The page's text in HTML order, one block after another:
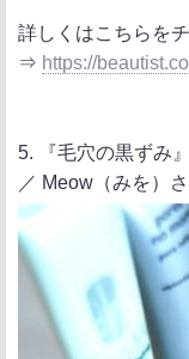
詳しくはこちらを
⇒ https://
5. 『毛穴の黒ずみ
／ Meow（みを）